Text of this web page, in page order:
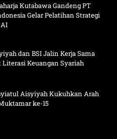
Kutabawa Gandeng PT
Gelar Pelatihan Strategi
dan BSI Jalin Kerja Sama
Literasi Keuangan Syariah
Aisyiyah Kukuhkan Arah
ke-15